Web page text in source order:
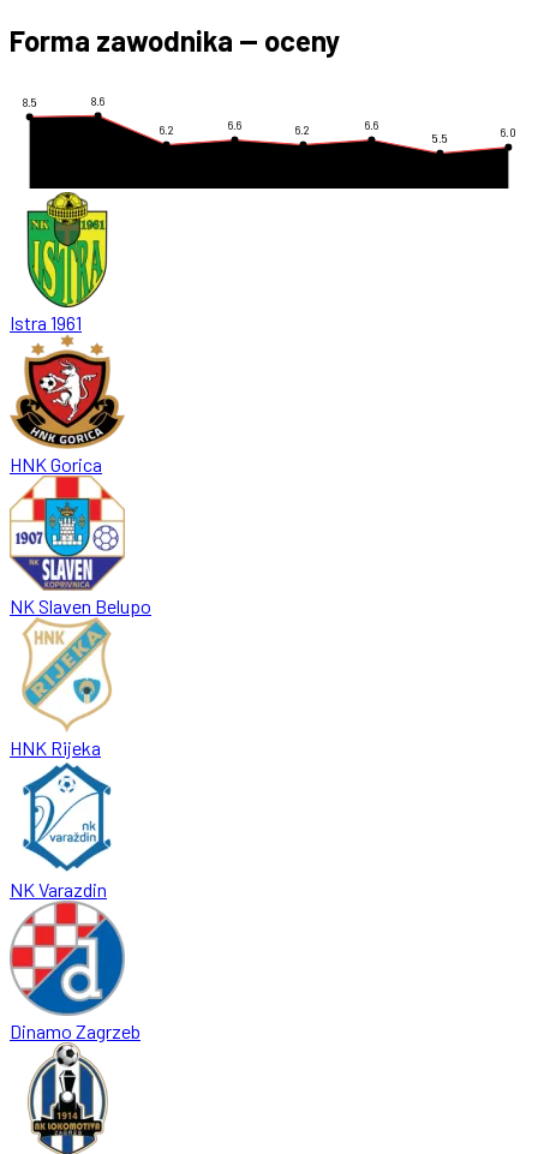
Forma zawodnika — oceny
8.5 8.6
6.2 6.6 6.2
6.6
5.5
6.0
Istra 1961
HNK Gorica
NK Slaven Belupo
HNK Rijeka
NK Varazdin
Dinamo Zagrzeb